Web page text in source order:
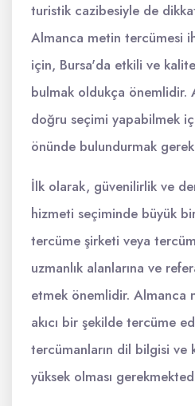
turistik cazibesiyle de
Almanca metin tercümesi
için, Bursa'da etkili ve
bulmak oldukça önemlidir.
doğru seçimi yapabilmek
önünde bulundurmak
İlk olarak, güvenilirlik ve
hizmeti seçiminde büyük
tercüme şirketi veya
uzmanlık alanlarına ve
etmek önemlidir. Almanca
akıcı bir şekilde tercüme
tercümanların dil bilgisi ve
yüksek olması